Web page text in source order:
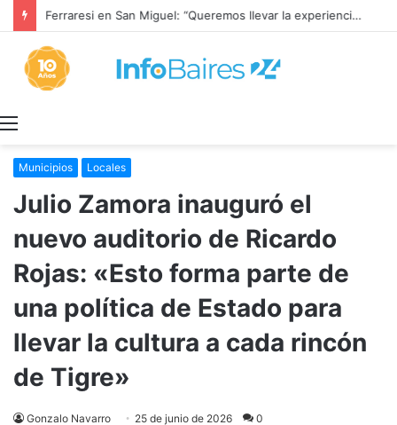
Ferraresi en San Miguel: “Queremos llevar la experiencia de lo que hicimos a cada rincón de la provincia”
Municipios Locales
Julio Zamora inauguró el
nuevo auditorio de Ricardo
Rojas: «Esto forma parte de
una política de Estado para
llevar la cultura a cada rincón
de Tigre»
Gonzalo Navarro 25 de junio de 2026 0